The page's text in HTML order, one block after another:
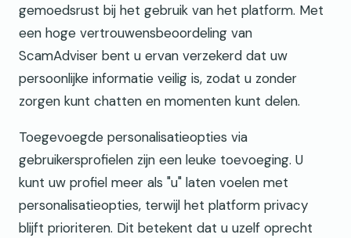
gemoedsrust bij het gebruik van het platform. Met
een hoge vertrouwensbeoordeling van
ScamAdviser bent u ervan verzekerd dat uw
persoonlijke informatie veilig is, zodat u zonder
zorgen kunt chatten en momenten kunt delen.
Toegevoegde personalisatieopties via
gebruikersprofielen zijn een leuke toevoeging. U
kunt uw profiel meer als "u" laten voelen met
personalisatieopties, terwijl het platform privacy
blijft prioriteren. Dit betekent dat u uzelf oprecht